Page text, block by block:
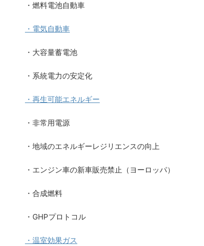
・燃料電池自動車
・電気自動車
・大容量蓄電池
・系統電力の安定化
・再生可能エネルギー
・非常用電源
・地域のエネルギーレジリエンスの向上
・エンジン車の新車販売禁止（ヨーロッパ）
・合成燃料
・GHPプロトコル
・温室効果ガス